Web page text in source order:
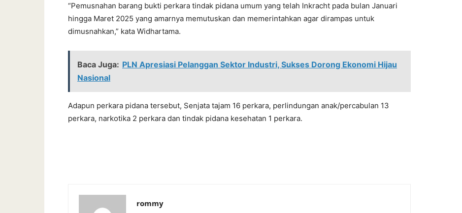
“Pemusnahan barang bukti perkara tindak pidana umum yang telah Inkracht pada bulan Januari
hingga Maret 2025 yang amarnya memutuskan dan memerintahkan agar dirampas untuk
dimusnahkan,” kata Widhartama.
Baca Juga: PLN Apresiasi Pelanggan Sektor Industri, Sukses Dorong Ekonomi Hijau
Nasional
Adapun perkara pidana tersebut, Senjata tajam 16 perkara, perlindungan anak/percabulan 13
perkara, narkotika 2 perkara dan tindak pidana kesehatan 1 perkara.
rommy